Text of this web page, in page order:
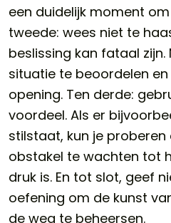
een duidelijk moment
tweede: wees niet te
beslissing kan fataal
situatie te beoordelen
opening. Ten derde:
voordeel. Als er
stilstaat, kun je
obstakel te wachten tot
druk is. En tot slot, geef
oefening om de kunst
de weg te beheersen.